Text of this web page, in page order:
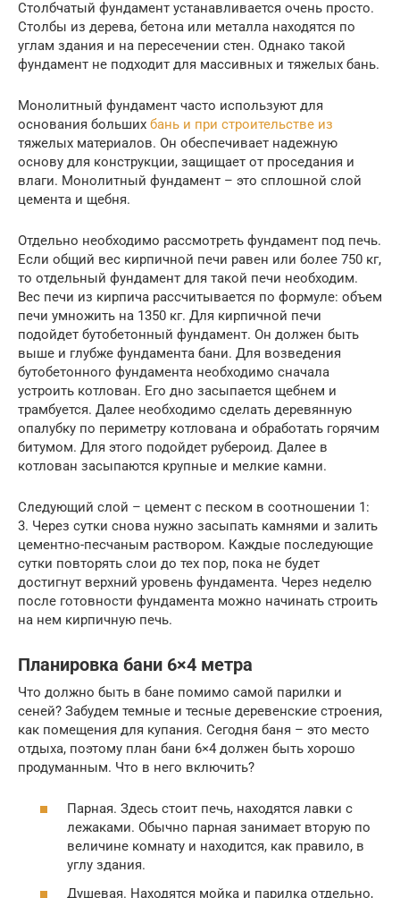
Столбчатый фундамент устанавливается очень просто.
Столбы из дерева, бетона или металла находятся по
углам здания и на пересечении стен. Однако такой
фундамент не подходит для массивных и тяжелых бань.
Монолитный фундамент часто используют для
основания больших бань и при строительстве из
тяжелых материалов. Он обеспечивает надежную
основу для конструкции, защищает от проседания и
влаги. Монолитный фундамент – это сплошной слой
цемента и щебня.
Отдельно необходимо рассмотреть фундамент под печь.
Если общий вес кирпичной печи равен или более 750 кг,
то отдельный фундамент для такой печи необходим.
Вес печи из кирпича рассчитывается по формуле: объем
печи умножить на 1350 кг. Для кирпичной печи
подойдет бутобетонный фундамент. Он должен быть
выше и глубже фундамента бани. Для возведения
бутобетонного фундамента необходимо сначала
устроить котлован. Его дно засыпается щебнем и
трамбуется. Далее необходимо сделать деревянную
опалубку по периметру котлована и обработать горячим
битумом. Для этого подойдет рубероид. Далее в
котлован засыпаются крупные и мелкие камни.
Следующий слой – цемент с песком в соотношении 1:
3. Через сутки снова нужно засыпать камнями и залить
цементно-песчаным раствором. Каждые последующие
сутки повторять слои до тех пор, пока не будет
достигнут верхний уровень фундамента. Через неделю
после готовности фундамента можно начинать строить
на нем кирпичную печь.
Планировка бани 6×4 метра
Что должно быть в бане помимо самой парилки и
сеней? Забудем темные и тесные деревенские строения,
как помещения для купания. Сегодня баня – это место
отдыха, поэтому план бани 6×4 должен быть хорошо
продуманным. Что в него включить?
Парная. Здесь стоит печь, находятся лавки с
лежаками. Обычно парная занимает вторую по
величине комнату и находится, как правило, в
углу здания.
Душевая. Находятся мойка и парилка отдельно,